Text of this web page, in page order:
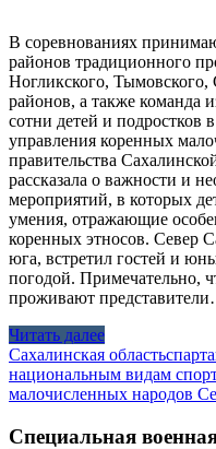
В соревнованиях
районов традиционного
Ногликского,
районов, а также команда
сотни детей и подростков
управления коренных
правительства
рассказала о важности и
мероприятий, в которых
умения, отражающие
коренных этносов. Север
юга, встретил гостей и
погодой. Примечательно,
проживают
Читать далее
Сахалинская область
национальным видам
малочисленных народов
Специальная